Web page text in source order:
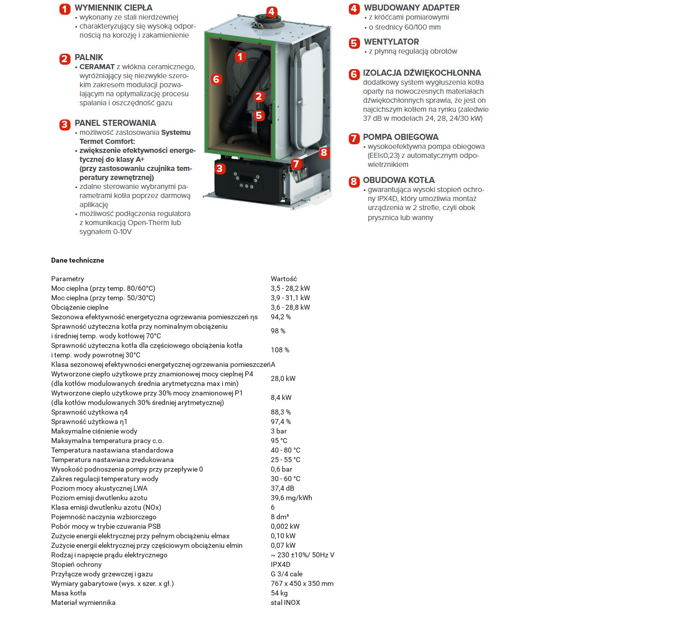
Dane techniczne
Parametry
Wartość
Moc cieplna (przy temp. 80/60°C)
3,5 - 28,2 kW
Moc cieplna (przy temp. 50/30°C)
3,9 - 31,1 kW
Obciążenie cieplne
3,6 - 28,8 kW
Sezonowa efektywność energetyczna ogrzewania pomieszczeń ηs
94,2 %
Sprawność użyteczna kotła przy nominalnym obciążeniu
i średniej temp. wody kotłowej 70°C
98 %
Sprawność użyteczna kotła dla częściowego obciążenia kotła
i temp. wody powrotnej 30°C
108 %
Klasa sezonowej efektywności energetycznej ogrzewania pomieszczeńA
Wytworzone ciepło użytkowe przy znamionowej mocy cieplnej P4
(dla kotłów modulowanych średnia arytmetyczna max i min)
28,0 kW
Wytworzone ciepło użytkowe przy 30% mocy znamionowej P1
(dla kotłów modulowanych 30% średniej arytmetycznej)
8,4 kW
Sprawność użytkowa η4
88,3 %
Sprawność użytkowa η1
97,4 %
Maksymalne ciśnienie wody
3 bar
Maksymalna temperatura pracy c.o.
95 °C
Temperatura nastawiana standardowa
40 - 80 °C
Temperatura nastawiana zredukowana
25 - 55 °C
Wysokość podnoszenia pompy przy przepływie 0
0,6 bar
Zakres regulacji temperatury wody
30 - 60 °C
Poziom mocy akustycznej LWA
37,4 dB
Poziom emisji dwutlenku azotu
39,6 mg/kWh
Klasa emisji dwutlenku azotu (NOx)
6
Pojemność naczynia wzbiorczego
8 dm³
Pobór mocy w trybie czuwania PSB
0,002 kW
Zużycie energii elektrycznej przy pełnym obciążeniu elmax
0,10 kW
Zużycie energii elektrycznej przy częściowym obciążeniu elmin
0,07 kW
Rodzaj i napięcie prądu elektrycznego
~ 230 ±10%/ 50Hz V
Stopień ochrony
IPX4D
Przyłącze wody grzewczej i gazu
G 3/4 cale
Wymiary gabarytowe (wys. x szer. x gł.)
767 x 450 x 350 mm
Masa kotła
54 kg
Materiał wymiennika
stal INOX